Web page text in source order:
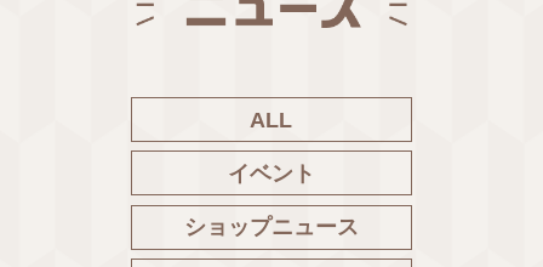
ALL
イベント
ショップニュース